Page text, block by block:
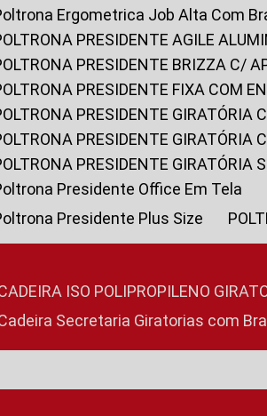
Poltrona Ergometrica Job Alta Com
POLTRONA PRESIDENTE AGILE
POLTRONA PRESIDENTE BRIZZA C/
POLTRONA PRESIDENTE FIXA COM
POLTRONA PRESIDENTE
POLTRONA PRESIDENTE
POLTRONA PRESIDENTE GIRATÓRIA
Poltrona Presidente Office Em Tela
Poltrona Presidente Plus Size
CADEIRA ISO POLIPROPILENO
Cadeira Secretaria Giratorias com